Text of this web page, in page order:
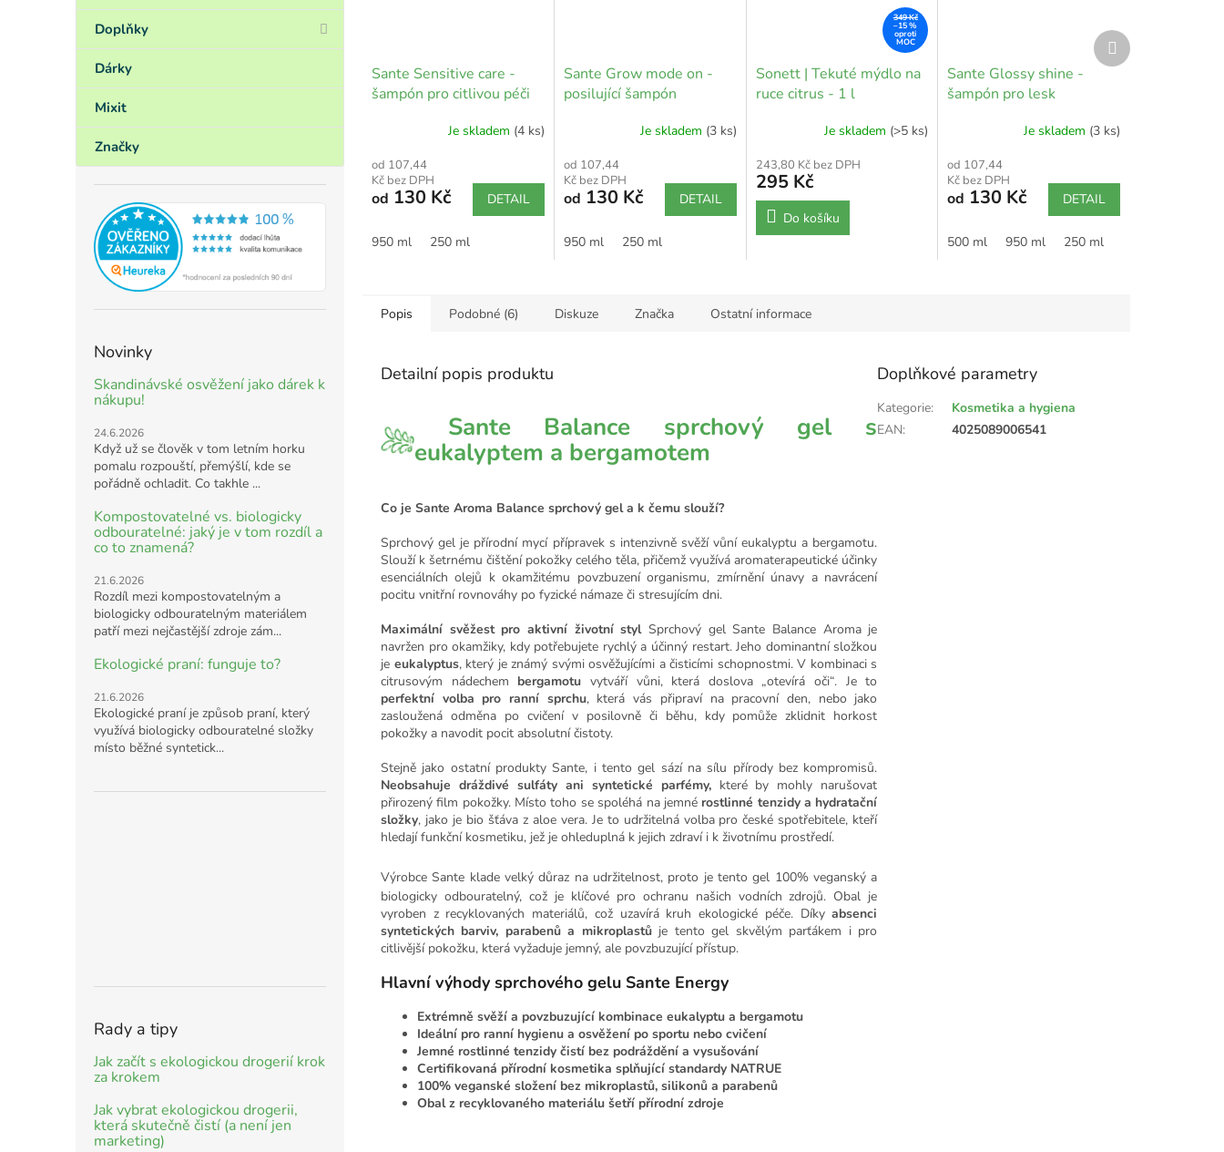
Doplňky
Dárky
Mixit
Značky
Novinky
Skandinávské osvěžení jako dárek k
nákupu!
24.6.2026
Když už se člověk v tom letním horku
pomalu rozpouští, přemýšlí, kde se
pořádně ochladit. Co takhle ...
Kompostovatelné vs. biologicky
odbouratelné: jaký je v tom rozdíl a
co to znamená?
21.6.2026
Rozdíl mezi kompostovatelným a
biologicky odbouratelným materiálem
patří mezi nejčastější zdroje zám...
Ekologické praní: funguje to?
21.6.2026
Ekologické praní je způsob praní, který
využívá biologicky odbouratelné složky
místo běžné syntetick...
Rady a tipy
Jak začít s ekologickou drogerií krok
za krokem
Jak vybrat ekologickou drogerii,
která skutečně čistí (a není jen
marketing)
Sante Sensitive care -
šampón pro citlivou péči
Je skladem (4 ks)
od 107,44
Kč bez DPH
od 130 Kč DETAIL
950 ml 250 ml
Sante Grow mode on -
posilující šampón
Je skladem (3 ks)
od 107,44
Kč bez DPH
od 130 Kč DETAIL
950 ml 250 ml
349 Kč
–15 %
Sonett | Tekuté mýdlo na
ruce citrus - 1 l
Je skladem (>5 ks)
243,80 Kč bez DPH
295 Kč
Do košíku
Sante Glossy shine -
šampón pro lesk
Je skladem (3 ks)
od 107,44
Kč bez DPH
od 130 Kč DETAIL
500 ml 950 ml 250 ml
Další
produkt
Popis Podobné (6) Diskuze Značka Ostatní informace
Detailní popis produktu
Sante Balance sprchový gel s
eukalyptem a bergamotem
Co je Sante Aroma Balance sprchový gel a k čemu slouží?
Sprchový gel je přírodní mycí přípravek s intenzivně svěží vůní eukalyptu a bergamotu.
Slouží k šetrnému čištění pokožky celého těla, přičemž využívá aromaterapeutické účinky
esenciálních olejů k okamžitému povzbuzení organismu, zmírnění únavy a navrácení
pocitu vnitřní rovnováhy po fyzické námaze či stresujícím dni.
Maximální svěžest pro aktivní životní stylSprchový gel Sante Balance Aroma je
navržen pro okamžiky, kdy potřebujete rychlý a účinný restart. Jeho dominantní složkou
je eukalyptus, který je známý svými osvěžujícími a čisticími schopnostmi. V kombinaci s
citrusovým nádechem bergamotu vytváří vůni, která doslova „otevírá oči“. Je to
perfektní volba pro ranní sprchu, která vás připraví na pracovní den, nebo jako
zasloužená odměna po cvičení v posilovně či běhu, kdy pomůže zklidnit horkost
pokožky a navodit pocit absolutní čistoty.
Stejně jako ostatní produkty Sante, i tento gel sází na sílu přírody bez kompromisů.
Neobsahuje dráždivé sulfáty ani syntetické parfémy,které by mohly narušovat
přirozený film pokožky. Místo toho se spoléhá na jemné rostlinné tenzidy a hydratační
složky, jako je bio šťáva z aloe vera. Je to udržitelná volba pro české spotřebitele, kteří
hledají funkční kosmetiku, jež je ohleduplná k jejich zdraví i k životnímu prostředí.
Výrobce Sante klade velký důraz na udržitelnost, proto je tento gel 100% veganský a
biologicky odbouratelný, což je klíčové pro ochranu našich vodních zdrojů. Obal je
vyroben z recyklovaných materiálů, což uzavírá kruh ekologické péče. Díkyabsenci
syntetických barviv, parabenů a mikroplastůje tento gel skvělým parťákem i pro
citlivější pokožku, která vyžaduje jemný, ale povzbuzující přístup.
Hlavní výhody sprchového gelu Sante Energy
Extrémně svěží a povzbuzující kombinace eukalyptu a bergamotu
Ideální pro ranní hygienu a osvěžení po sportu nebo cvičení
Jemné rostlinné tenzidy čistí bez podráždění a vysušování
Certifikovaná přírodní kosmetika splňující standardy NATRUE
100% veganské složení bez mikroplastů, silikonů a parabenů
Obal z recyklovaného materiálu šetří přírodní zdroje
Doplňkové parametry
Kategorie:
Kosmetika a hygiena
EAN: 4025089006541